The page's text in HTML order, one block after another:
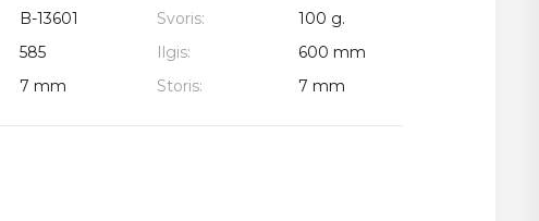
B-13601 Svoris:
100 g.
585 Ilgis:
600 mm
7 mm Storis: 7 mm